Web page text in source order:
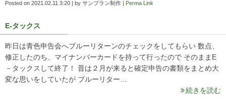
Posted on 2021.02.11 3:20 | by サンプラン制作 | Perma Link
E-タックス
昨日は青色申告会へブルーリターンのチェックをしてもらい 数点、
修正したのち、マイナンバーカードを持って行ったので そのままE
－タックスして終了！ 昔は２月が来ると確定申告の書類をまとめ大
変な思いをしていたが ブルーリター…
続きを読む